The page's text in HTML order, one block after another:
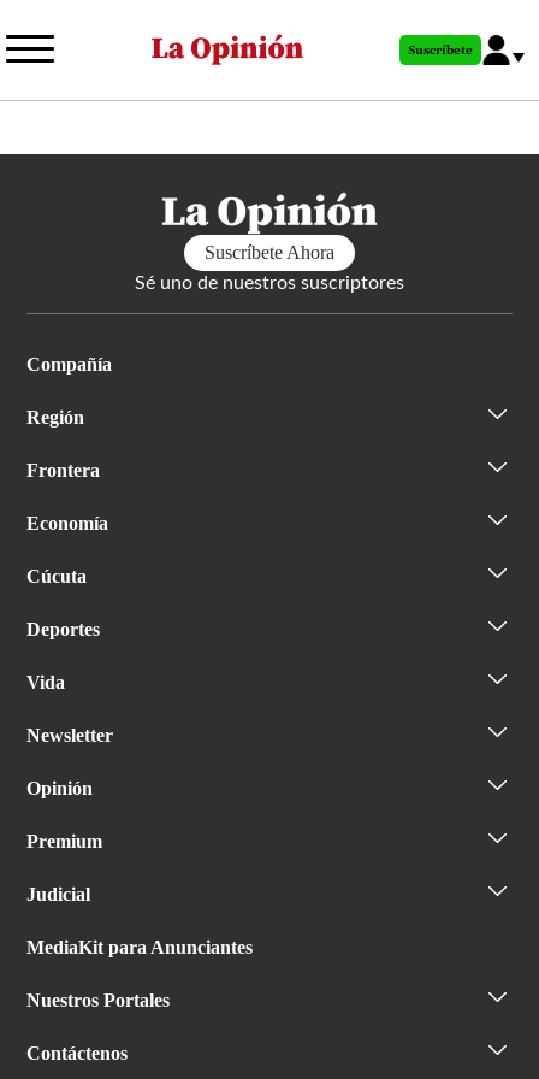
al
principal
Suscríbete
Suscríbete Ahora
Sé uno de nuestros suscriptores
Compañía
Región
Frontera
Economía
Cúcuta
Deportes
Vida
Newsletter
Opinión
Premium
Judicial
MediaKit para Anunciantes
Nuestros Portales
Contáctenos